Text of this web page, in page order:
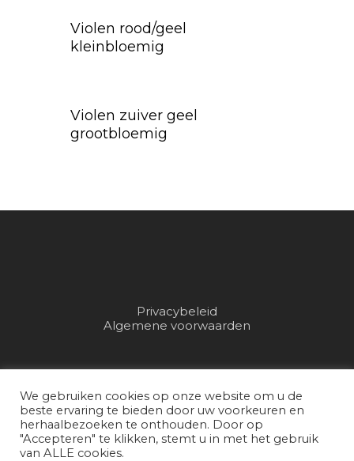
Violen rood/geel
kleinbloemig
Violen zuiver geel
grootbloemig
Privacybeleid
Algemene voorwaarden
Realisatie door Bjorn Bongers
Mediaproducties
We gebruiken cookies op onze website om u de
beste ervaring te bieden door uw voorkeuren en
herhaalbezoeken te onthouden. Door op
"Accepteren" te klikken, stemt u in met het gebruik
van ALLE cookies.